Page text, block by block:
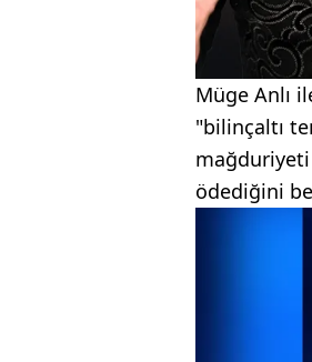
Müge Anlı
"bilinçaltı
ödediğini